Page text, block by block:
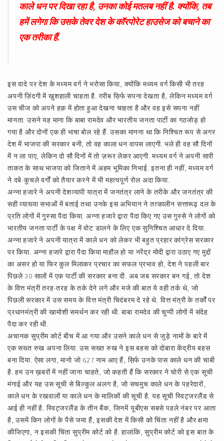
काले धन पर दिखा रहा है, उनका कोई मतलब नहीं है. क्योंकि, तब
हमें लगेगा कि उसके तेवर देश के कॉरपोरेट हाउसेज को बचाने का
एक तरीका हैं.
इस वादे पर देश के मध्यम वर्ग ने भरोसा किया, क्योंकि मध्यम वर्ग किसी भी तरह
अपनी ज़िंदगी में खुशहाली चाहता है. ग़रीब स़िर्फ सपना देखता है, लेकिन मध्यम वर्ग
उस चीज को अपने हक़ में होता हुआ देखना चाहता है और वह इसे सपना नहीं
मानता. उसने यह माना कि बाबा रामदेव और भारतीय जनता पार्टी का गठजोड़ हो
गया है और दोनों एक ही भाषा बोल रहे हैं. उसका मानना था कि निश्‍चित रूप से अगर
देश में भाजपा की सरकार बनी, तो वह काला धन वापस लाएगी. भले ही वह सौ दिनों
में न ला पाए, लेकिन दो सौ दिनों में तो ज़रूर लेकर आएगी. मध्यम वर्ग ने अपनी सारी
ताकत के साथ भाजपा को जिताने में अहम भूमिका निभाई. इतना ही नहीं, मध्यम वर्ग
ने दबे-कुचले वर्गों को तैयार करने में भी महत्वपूर्ण रोल अदा किया.
अन्ना हजारे ने अपनी देशव्यापी यात्रा में जनतंत्र लाने के तरीके और जनतंत्र की
सही व्याख्या सभाओं में बताई तथा उनके इस अभियान ने तत्कालीन सत्तारूढ़ दल के
प्रति लोगों में गुस्सा पैदा किया. अन्ना हजारे द्वारा पैदा किए गए उस गुस्से ने लोगों को
भारतीय जनता पार्टी के पक्ष में वोट डालने के लिए एक सुनिश्‍चित आधार दे दिया.
अन्ना हजारे ने अपनी यात्रा में काले धन को लेकर भी बहुत प्रहार कांग्रेस सरकार
पर किया. अन्ना हजारे द्वारा पैदा किया माहौल हो या नरेंद्र मोदी द्वारा उठाए गए मुद्दों
का असर हो या फिर कुल मिलाकर प्रचार का सफल प्रभाव हो, देश ने पहली बार
पिछले 30 सालों में एक पार्टी की सरकार बना दी. अब जब सरकार बन गई, तो देश
के वित्त मंत्री तरह-तरह के तर्क देने लगे और मजे की बात ये वही तर्क थे, जो
पिछली सरकार में उस समय के वित्त मंत्री चिदंबरम दे रहे थे. वित्त मंत्री के तर्कों पर
प्रधानमंत्री की खामोशी समर्थन कर रही थी. बाबा रामदेव की चुप्पी लोगों में संदेह
पैदा कर रही थी.
अचानक सुप्रीम कोर्ट बीच में आ गया और उसने काले धन से जुड़े नामों के बारे में
एक सख्त रुख अपना लिया. उस सख्त रुख ने इस बहस को दोबारा केंद्रीय बहस
बना दिया. ऐसा लगा, मानो जो 627 नाम आए हैं, स़िर्फ उनके पास काले धन की चाबी
है. हम उन ख़बरों में नहीं जाना चाहते, जो कहती हैं कि सरकार ने चोरी से एक सूची
मंगाई और यह उस सूची से बिल्कुल अलग है, जो सचमुच काले धन के पहरेदारों,
काले धन के रखवालों या काले धन के मालिकों की सूची है. यह सूची स्विट्जरलैंड से
आई ही नहीं है. स्विट्जरलैंड के तीन बैंक, जिनमें यूबीएस सबसे पहले नंबर पर आता
है, उसमें किन लोगों के पैसे जमा हैं, इसकी देश में किसी को चिंता नहीं है और क्षमा
कीजिएगा, न इसकी चिंता सुप्रीम कोर्ट को है. हालांकि, सुप्रीम कोर्ट को इस बात के